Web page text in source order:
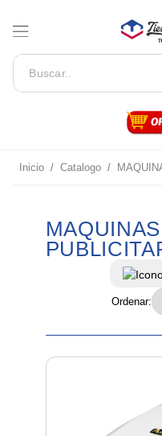
Inicio Catalogo
MAQUINAS
Ordenar: